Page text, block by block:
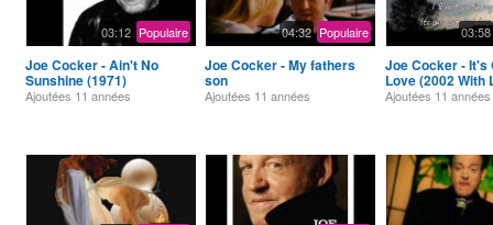
03:12 Populaire
Joe Cocker - Ain't No
Sunshine (1971)
Ajoutées 11 années
04:32 Populaire
Joe Cocker - My fathers
son
Ajoutées 11 années
03:58
Joe Cocker - It's
Love (2002 With
Ajoutées 11 années